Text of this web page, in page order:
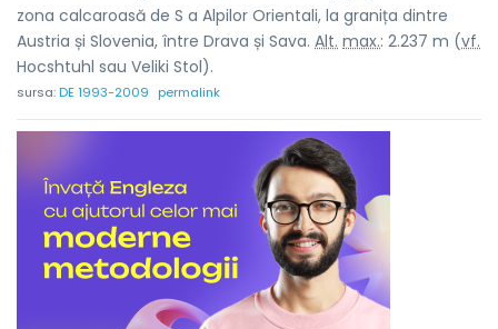
zona calcaroasă de S a Alpilor Orientali, la granița dintre
Austria și Slovenia, între Drava și Sava. Alt. max.: 2.237 m (vf.
Hocshtuhl sau Veliki Stol).
sursa:DE 1993-2009 permalink